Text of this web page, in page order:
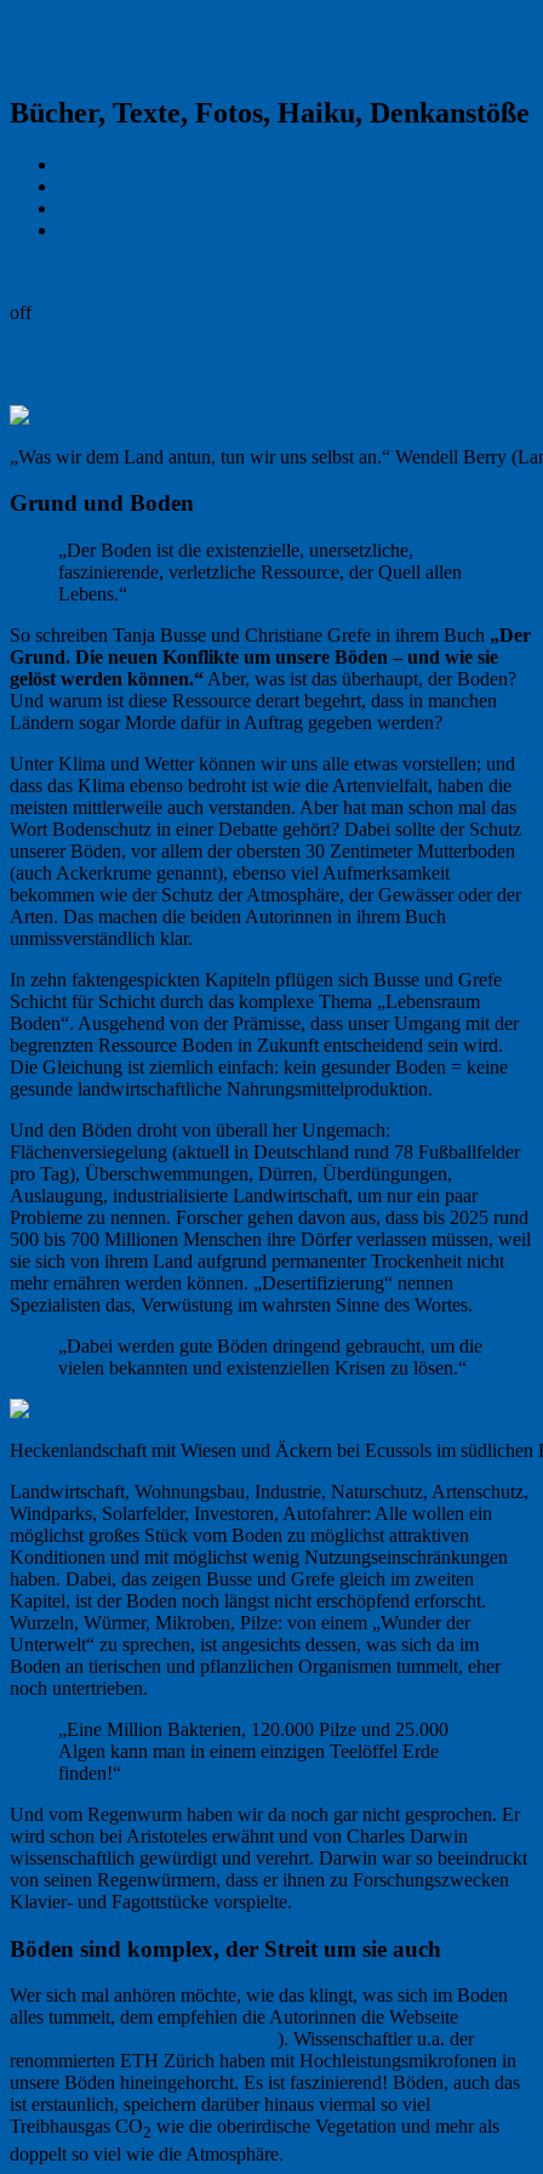
Bücher, Texte, Fotos, Haiku, Denkanstöße
off
„Was wir dem Land antun, tun wir uns selbst an.“ Wendell Berry
Grund und Boden
„Der Boden ist die existenzielle, unersetzliche,
faszinierende, verletzliche Ressource, der Quell allen
Lebens.“
So schreiben Tanja Busse und Christiane Grefe in ihrem Buch „Der
Grund. Die neuen Konflikte um unsere Böden – und wie sie
gelöst werden können.“ Aber, was ist das überhaupt, der Boden?
Und warum ist diese Ressource derart begehrt, dass in manchen
Ländern sogar Morde dafür in Auftrag gegeben werden?
Unter Klima und Wetter können wir uns alle etwas vorstellen; und
dass das Klima ebenso bedroht ist wie die Artenvielfalt, haben die
meisten mittlerweile auch verstanden. Aber hat man schon mal das
Wort Bodenschutz in einer Debatte gehört? Dabei sollte der Schutz
unserer Böden, vor allem der obersten 30 Zentimeter Mutterboden
(auch Ackerkrume genannt), ebenso viel Aufmerksamkeit
bekommen wie der Schutz der Atmosphäre, der Gewässer oder der
Arten. Das machen die beiden Autorinnen in ihrem Buch
unmissverständlich klar.
In zehn faktengespickten Kapiteln pflügen sich Busse und Grefe
Schicht für Schicht durch das komplexe Thema „Lebensraum
Boden“. Ausgehend von der Prämisse, dass unser Umgang mit der
begrenzten Ressource Boden in Zukunft entscheidend sein wird.
Die Gleichung ist ziemlich einfach: kein gesunder Boden = keine
gesunde landwirtschaftliche Nahrungsmittelproduktion.
Und den Böden droht von überall her Ungemach:
Flächenversiegelung (aktuell in Deutschland rund 78 Fußballfelder
pro Tag), Überschwemmungen, Dürren, Überdüngungen,
Auslaugung, industrialisierte Landwirtschaft, um nur ein paar
Probleme zu nennen. Forscher gehen davon aus, dass bis 2025 rund
500 bis 700 Millionen Menschen ihre Dörfer verlassen müssen, weil
sie sich von ihrem Land aufgrund permanenter Trockenheit nicht
mehr ernähren werden können. „Desertifizierung“ nennen
Spezialisten das, Verwüstung im wahrsten Sinne des Wortes.
„Dabei werden gute Böden dringend gebraucht, um die
vielen bekannten und existenziellen Krisen zu lösen.“
Heckenlandschaft mit Wiesen und Äckern bei Ecussols im südlichen
Landwirtschaft, Wohnungsbau, Industrie, Naturschutz, Artenschutz,
Windparks, Solarfelder, Investoren, Autofahrer: Alle wollen ein
möglichst großes Stück vom Boden zu möglichst attraktiven
Konditionen und mit möglichst wenig Nutzungseinschränkungen
haben. Dabei, das zeigen Busse und Grefe gleich im zweiten
Kapitel, ist der Boden noch längst nicht erschöpfend erforscht.
Wurzeln, Würmer, Mikroben, Pilze: von einem „Wunder der
Unterwelt“ zu sprechen, ist angesichts dessen, was sich da im
Boden an tierischen und pflanzlichen Organismen tummelt, eher
noch untertrieben.
„Eine Million Bakterien, 120.000 Pilze und 25.000
Algen kann man in einem einzigen Teelöffel Erde
finden!“
Und vom Regenwurm haben wir da noch gar nicht gesprochen. Er
wird schon bei Aristoteles erwähnt und von Charles Darwin
wissenschaftlich gewürdigt und verehrt. Darwin war so beeindruckt
von seinen Regenwürmern, dass er ihnen zu Forschungszwecken
Klavier- und Fagottstücke vorspielte.
Böden sind komplex, der Streit um sie auch
Wer sich mal anhören möchte, wie das klingt, was sich im Boden
alles tummelt, dem empfehlen die Autorinnen die Webseite
). Wissenschaftler u.a. der
renommierten ETH Zürich haben mit Hochleistungsmikrofonen in
unsere Böden hineingehorcht. Es ist faszinierend! Böden, auch das
ist erstaunlich, speichern darüber hinaus viermal so viel
Treibhausgas CO2 wie die oberirdische Vegetation und mehr als
doppelt so viel wie die Atmosphäre.